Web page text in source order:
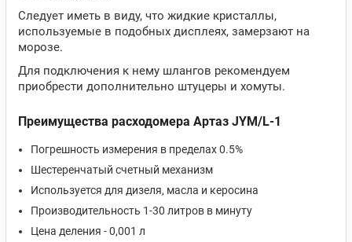
Следует иметь в виду, что жидкие кристаллы,
используемые в подобных дисплеях, замерзают на
морозе.
Для подключения к нему шлангов рекомендуем
приобрести дополнительно штуцеры и хомуты.
Преимущества расходомера Артаз JYM/L-1
Погрешность измерения в пределах 0.5%
Шестеренчатый счетный механизм
Используется для дизеля, масла и керосина
Производительность 1-30 литров в минуту
Цена деления - 0,001 л